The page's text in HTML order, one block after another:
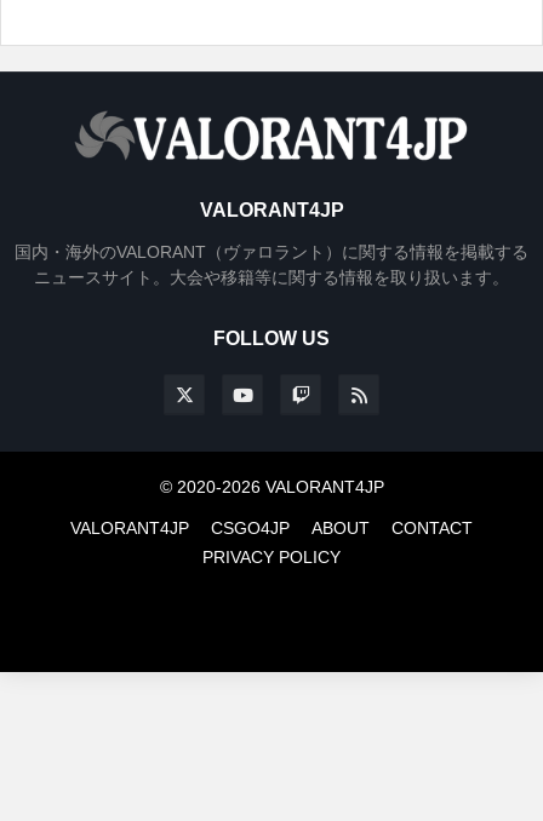
VALORANT4JP
国内・海外のVALORANT（ヴァロラント）に関する情報を掲載する
ニュースサイト。大会や移籍等に関する情報を取り扱います。
FOLLOW US
© 2020-2026 VALORANT4JP
VALORANT4JP CSGO4JP ABOUT
CONTACT
PRIVACY POLICY